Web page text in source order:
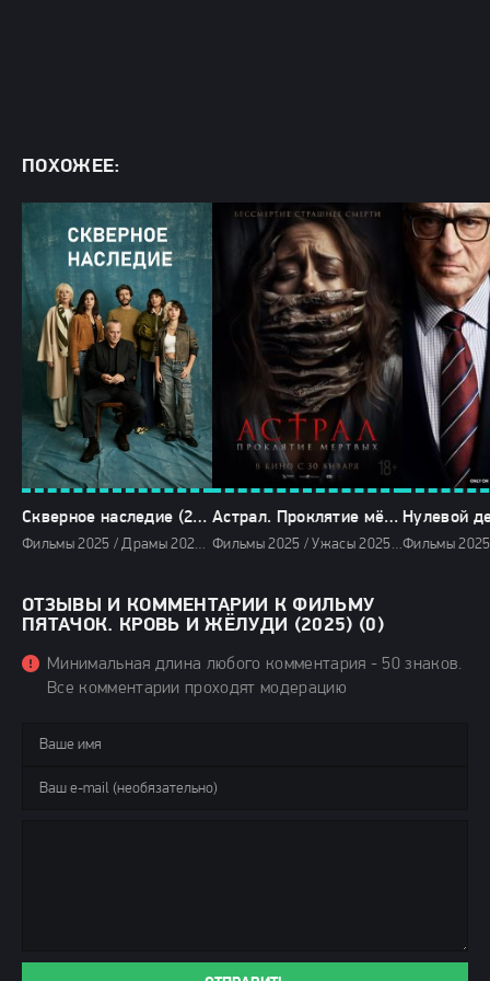
ПОХОЖЕЕ:
Скверное наследие (2025)
Фильмы 2025 / Драмы 2025 / Сериалы 2025 / Сериалы весны 2025 / Новинки сериалов 2025 / Смотреть фильмы онлайн
Астрал. Проклятие мёртвых (2025)
Фильмы 2025 / Ужасы 2025 / Зарубежные фильмы 2025 / Новинки кино 2025 / Последние фильмы 2025 / Популярные фильмы / Смотреть фильмы онлайн
Нулевой
ОТЗЫВЫ И КОММЕНТАРИИ К ФИЛЬМУ
ПЯТАЧОК. КРОВЬ И ЖЁЛУДИ (2025) (0)
Минимальная длина любого комментария - 50 знаков.
Все комментарии проходят модерацию